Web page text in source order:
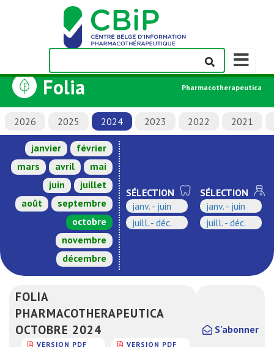
Afficher/
la
de
navigation
Folia Pharmacotherapeutica
2026 2025 2024 2023 2022 2021
janvier
février
mars
avril
mai
juin
juillet
août
septembre
octobre
novembre
décembre
SÉLECTION
janv. - juin
juill. - déc.
SÉLECTION
janv. - juin
juill. - déc.
FOLIA
PHARMACOTHERAPEUTICA
OCTOBRE 2024
VERSION PDF
VERSION PDF
S'abonner